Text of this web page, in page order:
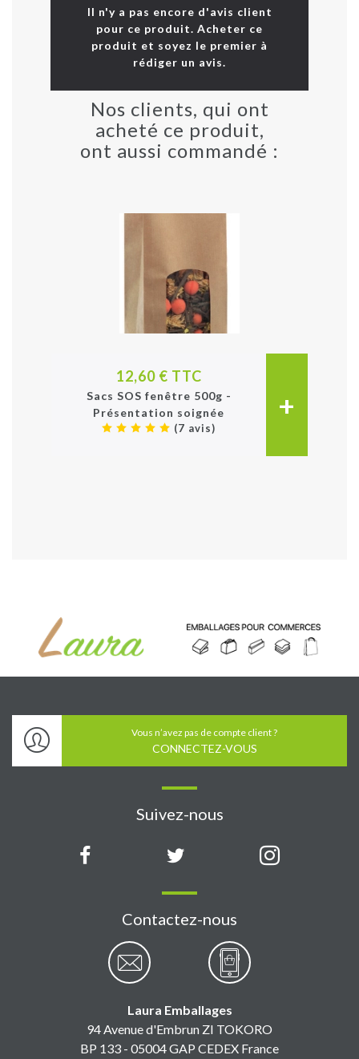
Il n'y a pas encore d'avis client
pour ce produit. Acheter ce
produit et soyez le premier à
rédiger un avis.
Nos clients, qui ont
acheté ce produit,
ont aussi commandé :
12,60 € TTC
Sacs SOS fenêtre 500g -
Présentation soignée
(7 avis)
+
Vous n’avez pas de compte client ?
CONNECTEZ-VOUS
Suivez-nous
Contactez-nous
Laura Emballages
94 Avenue d'Embrun ZI TOKORO
BP 133 - 05004 GAP CEDEX France